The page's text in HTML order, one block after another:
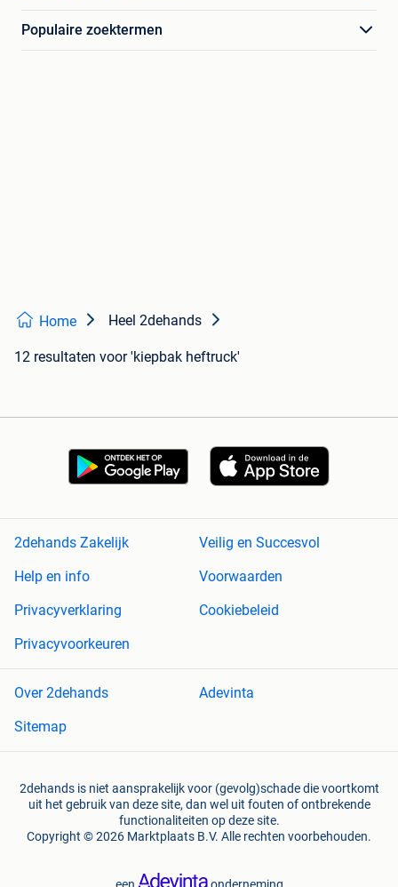
Populaire zoektermen
Home Heel 2dehands
12 resultaten voor 'kiepbak heftruck'
2dehands Zakelijk
Veilig en Succesvol
Help en info
Voorwaarden
Privacyverklaring
Cookiebeleid
Privacyvoorkeuren
Over 2dehands
Adevinta
Sitemap
2dehands is niet aansprakelijk voor (gevolg)schade die voortkomt
uit het gebruik van deze site, dan wel uit fouten of ontbrekende
functionaliteiten op deze site.
Copyright © 2026 Marktplaats B.V. Alle rechten voorbehouden.